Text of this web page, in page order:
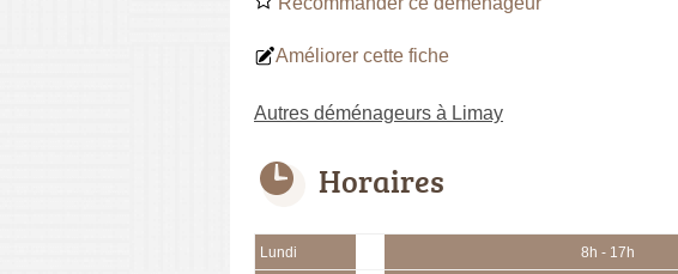
Améliorer cette fiche
Autres déménageurs à Limay
Horaires
Lundi 8h - 17h